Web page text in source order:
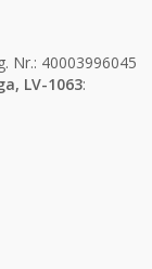
Nr.: 40003996045
LV-1063: